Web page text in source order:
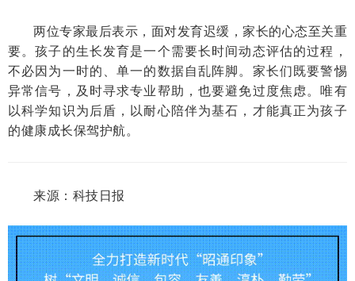
两位专家最后表示，面对发育迟缓，家长的心态至关重
要。孩子的生长发育是一个需要长时间动态评估的过程，
不必因为一时的、单一的数据自乱阵脚。家长们既要警惕
异常信号，及时寻求专业帮助，也要避免过度焦虑。唯有
以科学知识为后盾，以耐心陪伴为基石，才能真正为孩子
的健康成长保驾护航。
来源：科技日报